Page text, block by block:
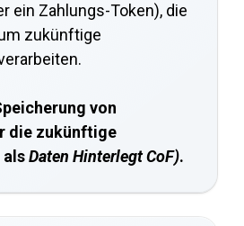
ein Zahlungs-Token), die
zukünftige
von
die zukünftige
alsDaten Hinterlegt CoF).